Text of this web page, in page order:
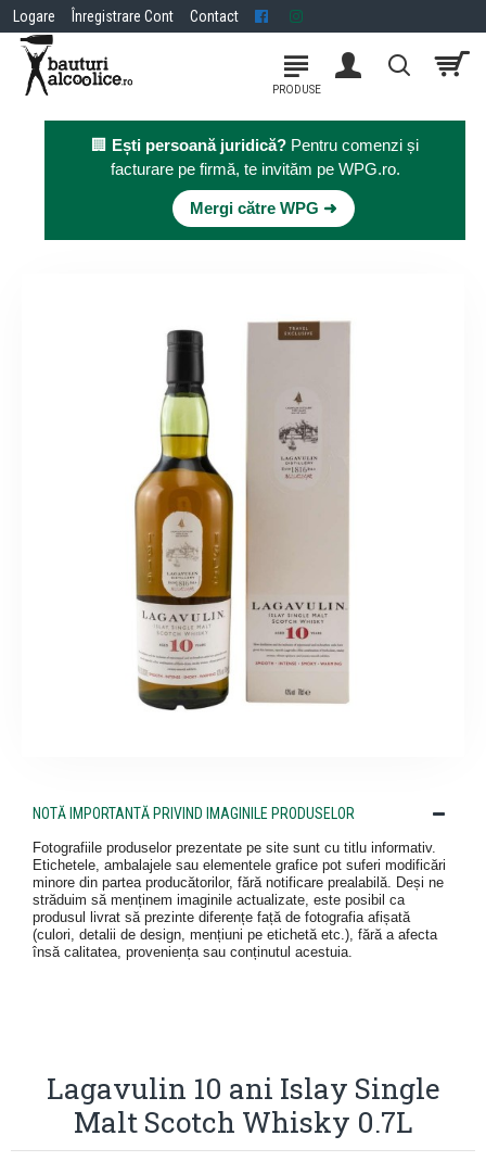
Logare Înregistrare Cont Contact
🏢 Ești persoană juridică? Pentru comenzi și
facturare pe firmă, te invităm pe WPG.ro.
Mergi către WPG ➜
NOTĂ IMPORTANTĂ PRIVIND IMAGINILE PRODUSELOR
Fotografiile produselor prezentate pe site sunt cu titlu informativ.
Etichetele, ambalajele sau elementele grafice pot suferi modificări
minore din partea producătorilor, fără notificare prealabilă. Deși ne
străduim să menținem imaginile actualizate, este posibil ca
produsul livrat să prezinte diferențe față de fotografia afișată
(culori, detalii de design, mențiuni pe etichetă etc.), fără a afecta
însă calitatea, proveniența sau conținutul acestuia.
Lagavulin 10 ani Islay Single
Malt Scotch Whisky 0.7L